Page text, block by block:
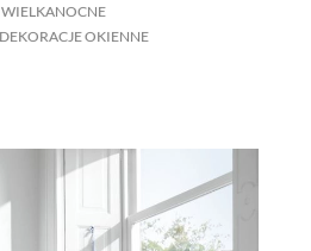
DEKORACJE OKIENNE